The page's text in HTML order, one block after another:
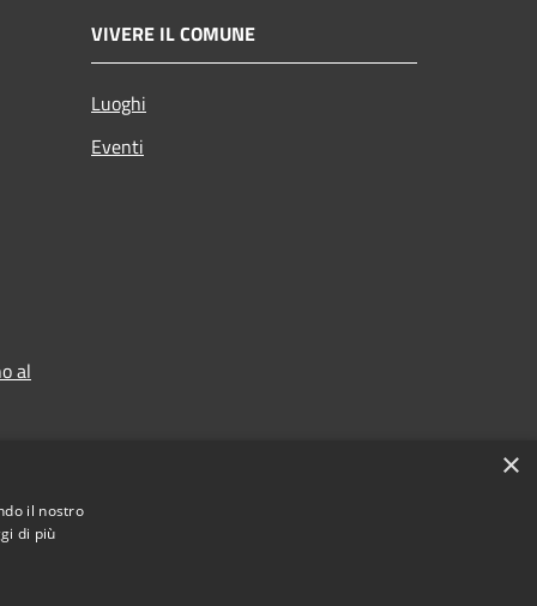
VIVERE IL COMUNE
Luoghi
Eventi
al
×
il nostro
di più